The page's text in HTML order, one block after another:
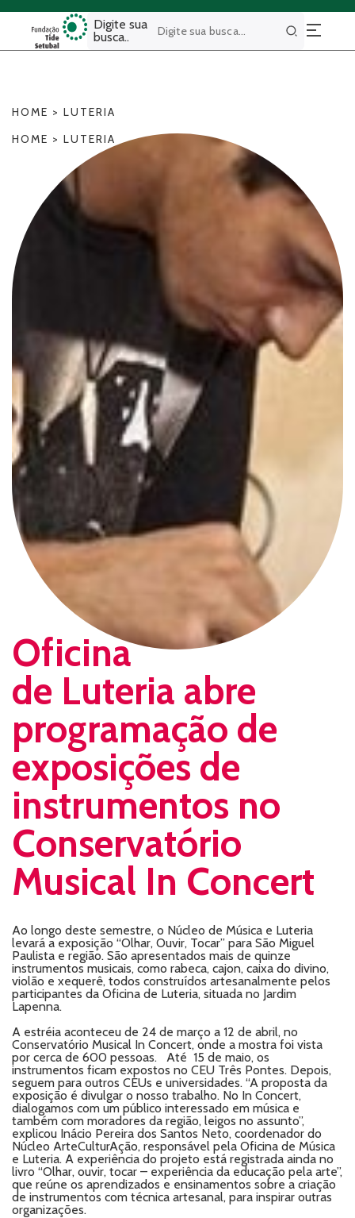
Digite sua
busca..
Buscar
HOME > LUTERIA
HOME > LUTERIA
Oficina
de Luteria abre
programação de
exposições de
instrumentos no
Conservatório
Musical In Concert
Ao longo deste semestre, o Núcleo de Música e Luteria
levará a exposição “Olhar, Ouvir, Tocar” para São Miguel
Paulista e região. São apresentados mais de quinze
instrumentos musicais, como rabeca, cajon, caixa do divino,
violão e xequerê, todos construídos artesanalmente pelos
participantes da Oficina de Luteria, situada no Jardim
Lapenna.
A estréia aconteceu de 24 de março a 12 de abril, no
Conservatório Musical In Concert, onde a mostra foi vista
por cerca de 600 pessoas. Até 15 de maio, os
instrumentos ficam expostos no CEU Três Pontes. Depois,
seguem para outros CEUs e universidades. “A proposta da
exposição é divulgar o nosso trabalho. No In Concert,
dialogamos com um público interessado em música e
também com moradores da região, leigos no assunto”,
explicou Inácio Pereira dos Santos Neto, coordenador do
Núcleo ArteCulturAção, responsável pela Oficina de Música
e Luteria. A experiência do projeto está registrada ainda no
livro “Olhar, ouvir, tocar – experiência da educação pela arte”,
que reúne os aprendizados e ensinamentos sobre a criação
de instrumentos com técnica artesanal, para inspirar outras
organizações.